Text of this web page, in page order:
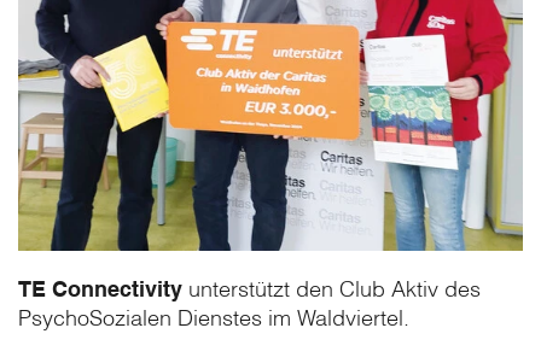
TE Connectivity unterstützt den Club Aktiv des
PsychoSozialen Dienstes im Waldviertel.